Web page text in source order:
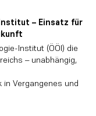
– Einsatz für
Institut (ÖÖI) die
– unabhängig,
in Vergangenes und